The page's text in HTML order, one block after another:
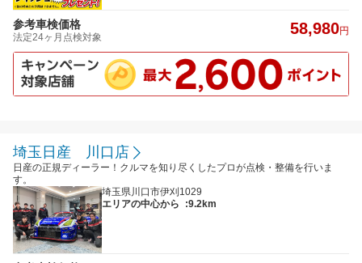
参考車検価格
法定24ヶ月点検対象 58,980円
埼玉日産 川口店
日産の正規ディーラー！クルマを知り尽くしたプロが点検・整備を行いま
す。
埼玉県川口市伊刈1029
エリアの中心から
:9.2km